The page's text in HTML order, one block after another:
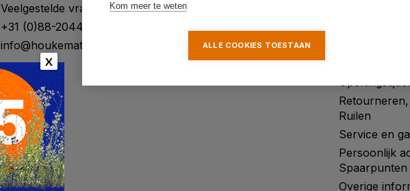
Veelgestelde vragen
+31 (0)88-2044340
info@houkematools.nl
Contact
Verzendingen & Afhalen
Mijn account
Ruilen
Service en
Persoonlijk
Spaarpunten
Overige
X
Kom meer te weten
ALLE COOKIES TOESTAAN